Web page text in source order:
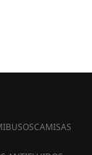
CAMISAS